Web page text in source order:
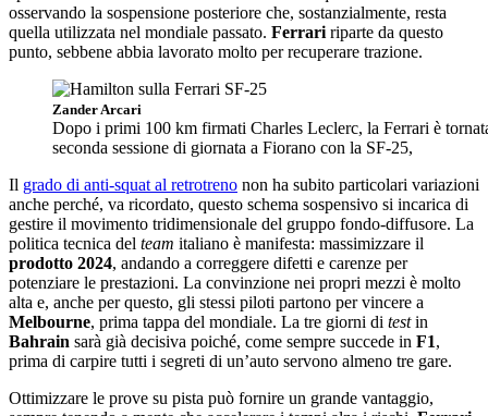
osservando la sospensione posteriore che, sostanzialmente, resta
quella utilizzata nel mondiale passato. Ferrari riparte da questo
punto, sebbene abbia lavorato molto per recuperare trazione.
Zander Arcari
Dopo i primi 100 km firmati Charles Leclerc, la Ferrari è
seconda sessione di giornata a Fiorano con la SF-25,
Il grado di anti-squat al retrotreno non ha subito particolari variazioni
anche perché, va ricordato, questo schema sospensivo si incarica di
gestire il movimento tridimensionale del gruppo fondo-diffusore. La
politica tecnica del team italiano è manifesta: massimizzare il
prodotto 2024, andando a correggere difetti e carenze per
potenziare le prestazioni. La convinzione nei propri mezzi è molto
alta e, anche per questo, gli stessi piloti partono per vincere a
Melbourne, prima tappa del mondiale. La tre giorni di testin
Bahrain sarà già decisiva poiché, come sempre succede in F1,
prima di carpire tutti i segreti di un’auto servono almeno tre gare.
Ottimizzare le prove su pista può fornire un grande vantaggio,